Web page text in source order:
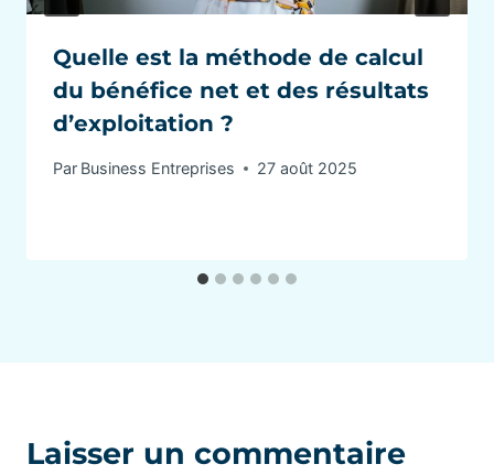
Quelle est la méthode de calcul
du bénéfice net et des résultats
d’exploitation ?
Par Business Entreprises 27 août 2025
Laisser un commentaire